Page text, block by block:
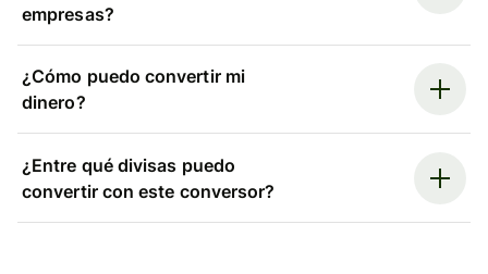
empresas?
¿Cómo puedo convertir mi
dinero?
¿Entre qué divisas puedo
convertir con este conversor?